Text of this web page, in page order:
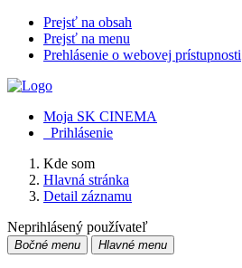
Prejsť na obsah
Prejsť na menu
Prehlásenie o webovej prístupnosti
Moja SK CINEMA
Prihlásenie
Kde som
Hlavná stránka
Detail záznamu
Neprihlásený používateľ
Bočné menu Hlavné menu